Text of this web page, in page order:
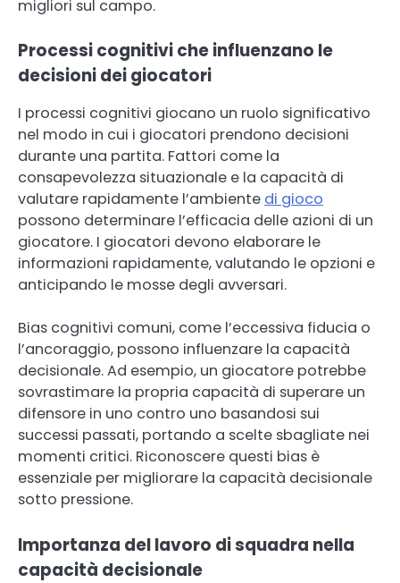
migliori sul campo.
Processi cognitivi che influenzano le
decisioni dei giocatori
I processi cognitivi giocano un ruolo significativo
nel modo in cui i giocatori prendono decisioni
durante una partita. Fattori come la
consapevolezza situazionale e la capacità di
valutare rapidamente l’ambiente di gioco
possono determinare l’efficacia delle azioni di un
giocatore. I giocatori devono elaborare le
informazioni rapidamente, valutando le opzioni e
anticipando le mosse degli avversari.
Bias cognitivi comuni, come l’eccessiva fiducia o
l’ancoraggio, possono influenzare la capacità
decisionale. Ad esempio, un giocatore potrebbe
sovrastimare la propria capacità di superare un
difensore in uno contro uno basandosi sui
successi passati, portando a scelte sbagliate nei
momenti critici. Riconoscere questi bias è
essenziale per migliorare la capacità decisionale
sotto pressione.
Importanza del lavoro di squadra nella
capacità decisionale